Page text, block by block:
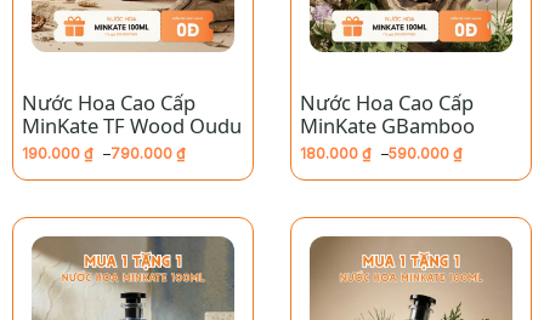
Nước Hoa Cao Cấp
MinKate TF Wood Oudu
190.000 ₫ –790.000 ₫
giá:
đến
790.000 ₫
Nước Hoa Cao Cấp
MinKate GBamboo
180.000 ₫ –590.000 ₫
giá:
đến
590.000 ₫